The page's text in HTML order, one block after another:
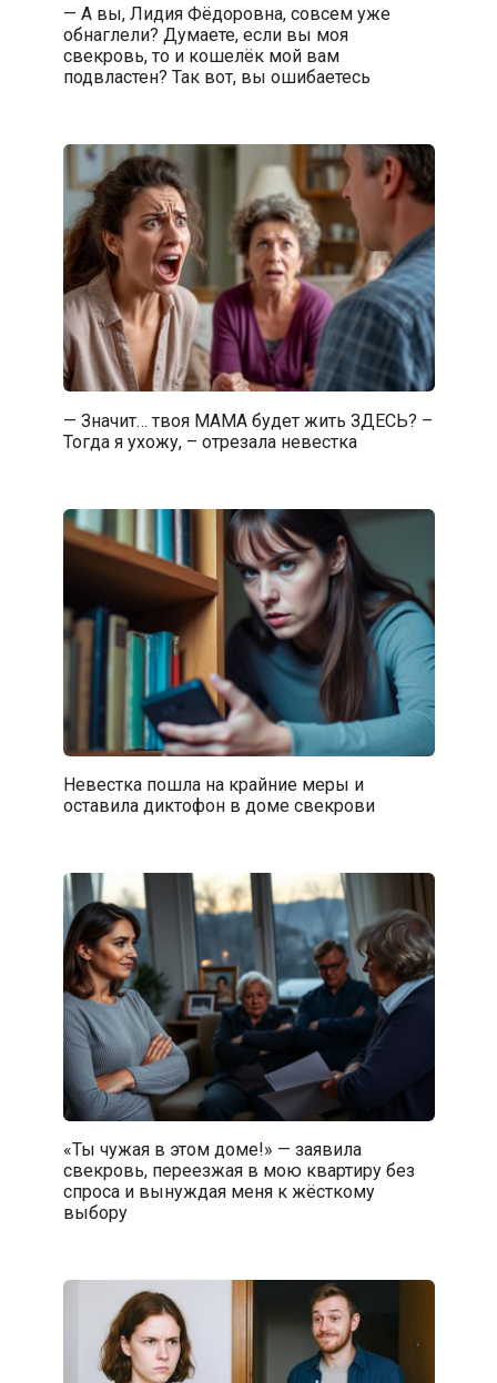
— А вы, Лидия Фёдоровна, совсем уже
обнаглели? Думаете, если вы моя
свекровь, то и кошелёк мой вам
подвластен? Так вот, вы ошибаетесь
— Значит… твоя МАМА будет жить ЗДЕСЬ? –
Тогда я ухожу, – отрезала невестка
Невестка пошла на крайние меры и
оставила диктофон в доме свекрови
«Ты чужая в этом доме!» — заявила
свекровь, переезжая в мою квартиру без
спроса и вынуждая меня к жёсткому
выбору